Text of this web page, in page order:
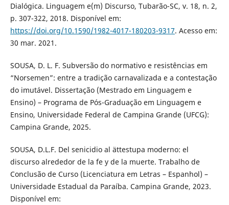
Dialógica. Linguagem e(m) Discurso, Tubarão-SC, v. 18, n. 2,
p. 307-322, 2018. Disponível em:
https://doi.org/10.1590/1982-4017-180203-9317. Acesso em:
30 mar. 2021.
SOUSA, D. L. F. Subversão do normativo e resistências em
“Norsemen”: entre a tradição carnavalizada e a contestação
do imutável. Dissertação (Mestrado em Linguagem e
Ensino) – Programa de Pós-Graduação em Linguagem e
Ensino, Universidade Federal de Campina Grande (UFCG):
Campina Grande, 2025.
SOUSA, D.L.F. Del senicidio al ättestupa moderno: el
discurso alrededor de la fe y de la muerte. Trabalho de
Conclusão de Curso (Licenciatura em Letras – Espanhol) –
Universidade Estadual da Paraíba. Campina Grande, 2023.
Disponível em: